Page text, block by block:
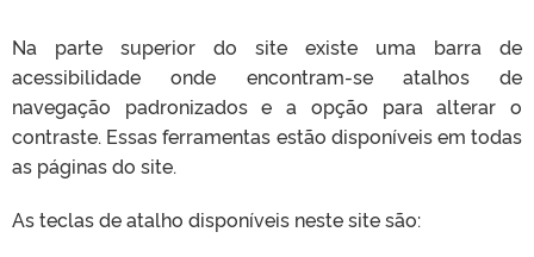
Na parte superior do site existe uma barra de
acessibilidade onde encontram-se atalhos de
navegação padronizados e a opção para alterar o
contraste. Essas ferramentas estão disponíveis em todas
as páginas do site.
As teclas de atalho disponíveis neste site são: